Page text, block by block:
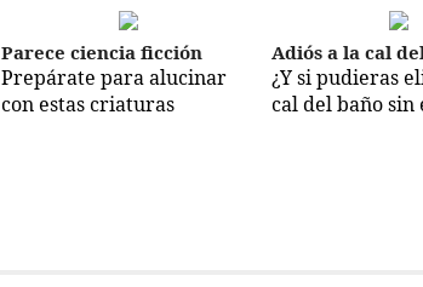
Parece ciencia ficción
Prepárate para alucinar
con estas criaturas
Adiós a la cal
¿Y si pudieras
cal del baño sin